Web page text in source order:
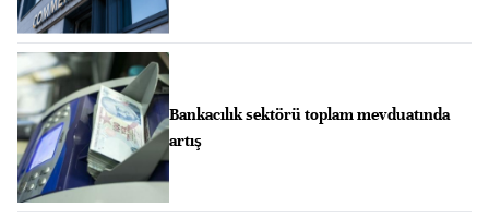
Bankacılık sektörü toplam mevduatında
artış